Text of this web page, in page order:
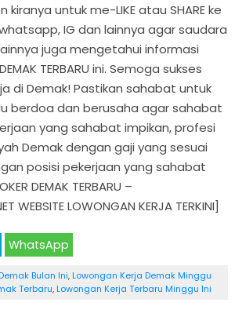
untuk me-LIKE atau SHARE ke
IG dan lainnya agar saudara
juga mengetahui informasi
TERBARU ini. Semoga sukses
di Demak! Pastikan sahabat untuk
berdoa dan berusaha agar sahabat
yang sahabat impikan, profesi
Demak dengan gaji yang sesuai
posisi pekerjaan yang sahabat
DEMAK TERBARU –
WEBSITE LOWONGAN KERJA TERKINI]
WhatsApp
Bulan Ini, Lowongan Kerja Demak Minggu
Terbaru, Lowongan Kerja Terbaru Minggu Ini